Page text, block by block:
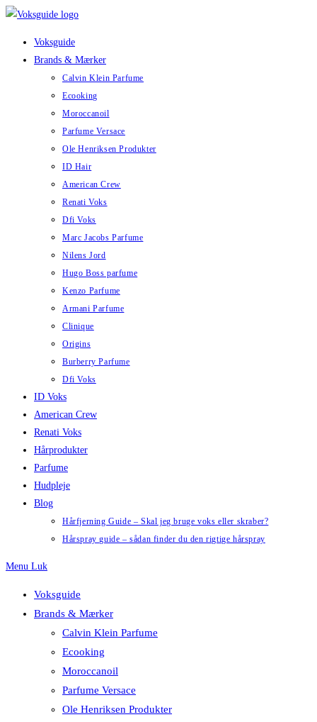
Skip
Voksguide
Brands & Mærker
Calvin Klein Parfume
Ecooking
Moroccanoil
Parfume Versace
Ole Henriksen Produkter
ID Hair
American Crew
Renati Voks
Dfi Voks
Marc Jacobs Parfume
Nilens Jord
Hugo Boss parfume
Kenzo Parfume
Armani Parfume
Clinique
Origins
Burberry Parfume
Dfi Voks
ID Voks
American Crew
Renati Voks
Hårprodukter
Parfume
Hudpleje
Blog
Hårfjerning Guide – Skal jeg bruge voks eller skraber?
Hårspray guide – sådan finder du den rigtige hårspray
Menu Luk
Voksguide
Brands & Mærker
Calvin Klein Parfume
Ecooking
Moroccanoil
Parfume Versace
Ole Henriksen Produkter